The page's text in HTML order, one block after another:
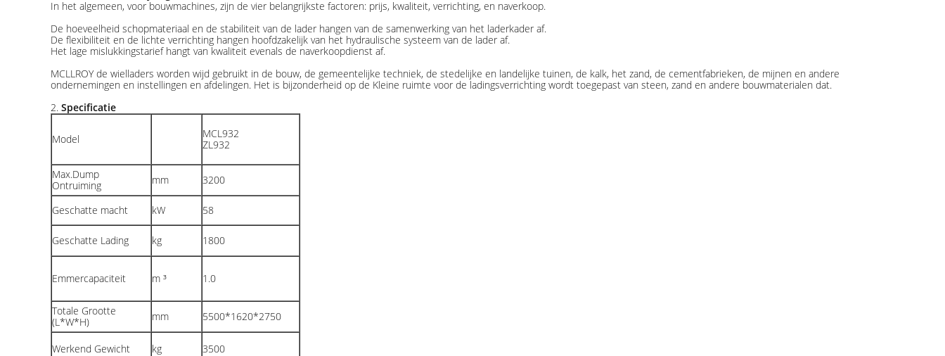
In het algemeen, voor bouwmachines, zijn de vier belangrijkste factoren: prijs, kwaliteit, verrichting, en naverkoop.
De hoeveelheid schopmateriaal en de stabiliteit van de lader hangen van de samenwerking van het laderkader af.
De flexibiliteit en de lichte verrichting hangen hoofdzakelijk van het hydraulische systeem van de lader af.
Het lage mislukkingstarief hangt van kwaliteit evenals de naverkoopdienst af.
MCLLROY de wielladers worden wijd gebruikt in de bouw, de gemeentelijke techniek, de stedelijke en landelijke tuinen, de kalk, het zand, de cementfabrieken, de mijnen en andere
ondernemingen en instellingen en afdelingen. Het is bijzonderheid op de Kleine ruimte voor de ladingsverrichting wordt toegepast van steen, zand en andere bouwmaterialen dat.
2. Specificatie
Model
MCL932
ZL932
Max.Dump
Ontruiming
mm 3200
Geschatte macht kW 58
Geschatte Lading kg 1800
Emmercapaciteit m ³ 1.0
Totale Grootte
(L*W*H)
mm 5500*1620*2750
Werkend Gewicht kg 3500